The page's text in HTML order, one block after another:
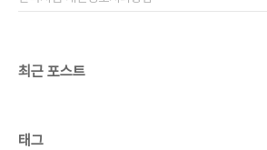
최근 포스트
태그